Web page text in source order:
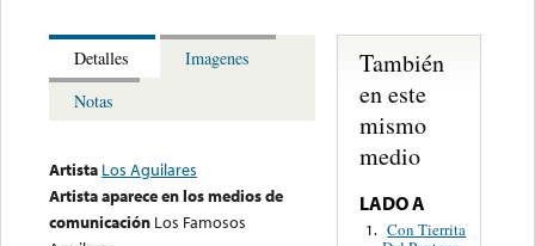
Detalles
Imagenes
Notas
Artista Los Aguilares
Artista aparece en los medios de
comunicación Los Famosos
También
en este
mismo
medio
LADO A
1. Con Tierrita